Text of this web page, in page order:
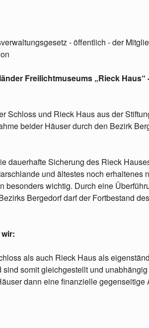
- öffentlich - der
Freilichtmuseums „Rieck Haus“
Schloss und Rieck Haus aus der
beider Häuser durch den Bezirk
dauerhafte Sicherung des Rieck
und ältestes noch erhaltenes
besonders wichtig. Durch eine
Bergedorf darf der Fortbestand
als auch Rieck Haus als
somit gleichgestellt und
dann eine finanzielle gegenseitige